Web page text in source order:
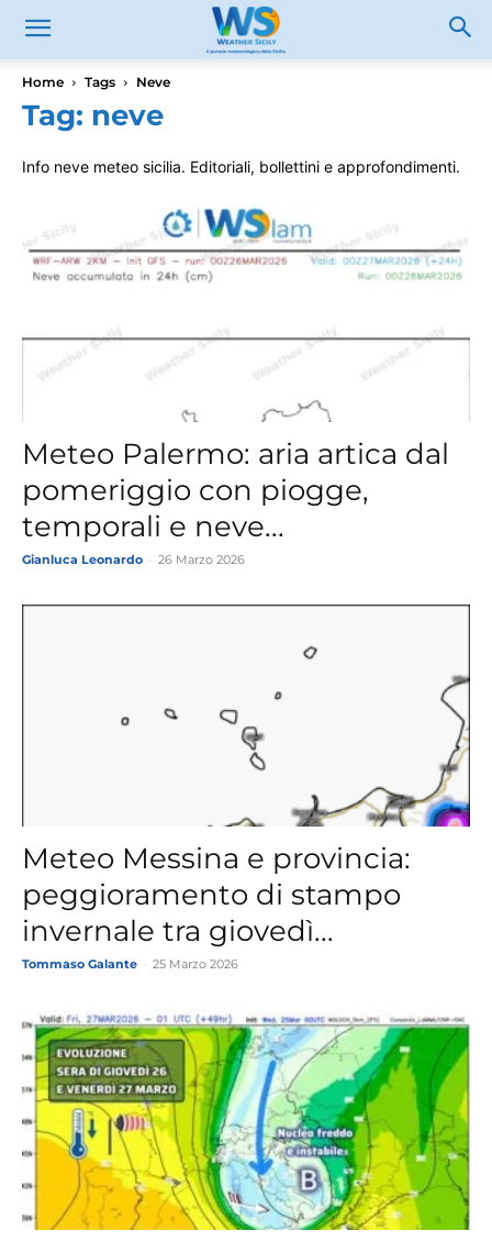
Home Tags Neve
Tag: neve
Info neve meteo sicilia. Editoriali, bollettini e approfondimenti.
Meteo Palermo: aria artica dal
pomeriggio con piogge,
temporali e neve...
Gianluca Leonardo 26 Marzo 2026
Meteo Messina e provincia:
peggioramento di stampo
invernale tra giovedì...
Tommaso Galante 25 Marzo 2026